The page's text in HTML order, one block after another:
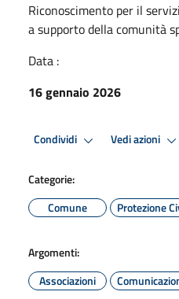
Riconoscimento per il
a supporto della comunità
Data :
16 gennaio 2026
Condividi Vedi azioni
Categorie:
Comune
Protezione
Argomenti:
Associazioni